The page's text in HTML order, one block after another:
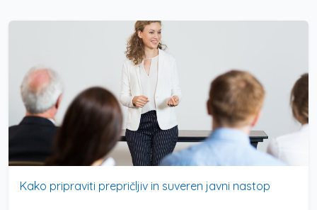
Kako pripraviti prepričljiv in suveren javni nastop